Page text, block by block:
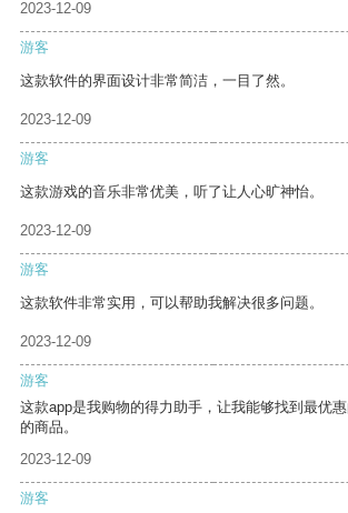
2023-12-09
游客
这款软件的界面设计非常简洁，一目了然。
2023-12-09
游客
这款游戏的音乐非常优美，听了让人心旷神怡。
2023-12-09
游客
这款软件非常实用，可以帮助我解决很多问题。
2023-12-09
游客
这款app是我购物的得力助手，让我能够找到最优
的商品。
2023-12-09
游客